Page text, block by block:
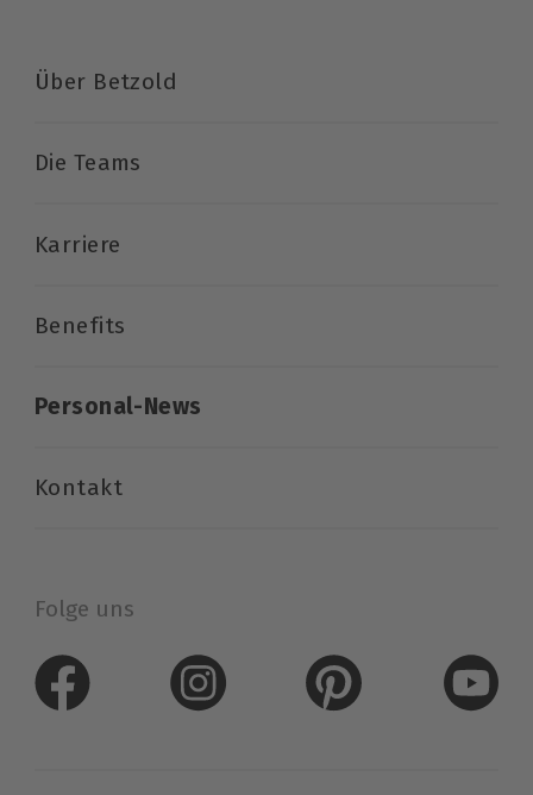
Über Betzold
Die Teams
Karriere
Benefits
Personal-News
Kontakt
Folge uns